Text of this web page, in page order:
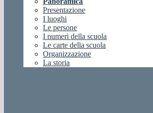
Presentazione
I luoghi
Le persone
I numeri della scuola
Le carte della scuola
Organizzazione
La storia